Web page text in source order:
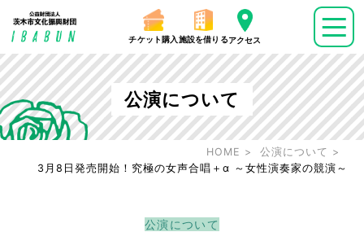
チケット購入 施設を借りるアクセス
公演について
HOME
公演について
3月8日発売開始！究極の女声合唱＋α ～女性演奏家の競演～
公演について